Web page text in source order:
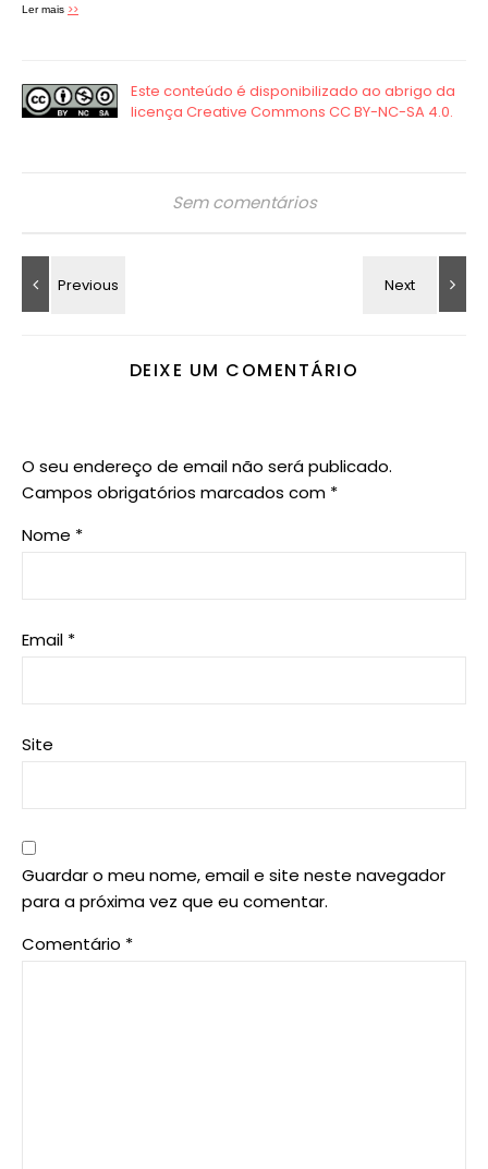
Ler mais >>
Sem comentários
DEIXE UM COMENTÁRIO
O seu endereço de email não será publicado.
Campos obrigatórios marcados com *
Nome *
Email *
Site
Guardar o meu nome, email e site neste navegador
para a próxima vez que eu comentar.
Comentário *